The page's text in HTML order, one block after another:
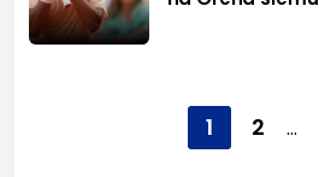
1 2 ...